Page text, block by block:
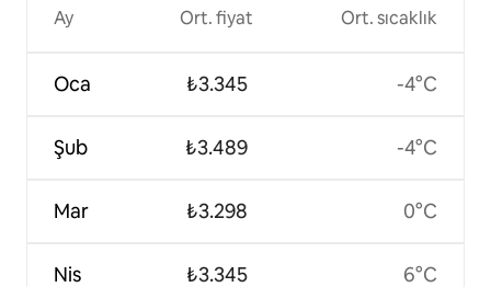
Ay
Oca
Şub
Mar
Nis
Ort. fiyat
₺3.345
₺3.489
₺3.298
₺3.345
Ort. sıcaklık
-4°C
-4°C
0°C
6°C